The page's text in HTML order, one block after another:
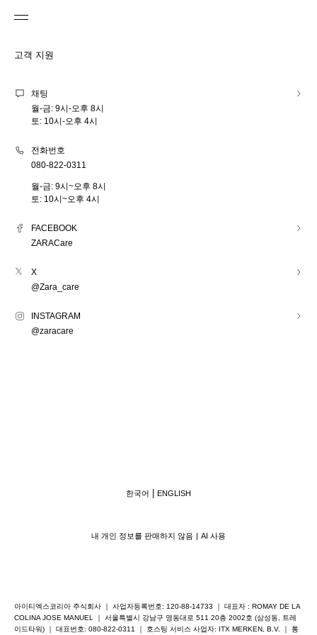
고객 지원
채팅
월-금: 9시-오후 8시
토: 10시-오후 4시
전화번호
080-822-0311
월-금: 9시~오후 8시
토: 10시~오후 4시
FACEBOOK
ZARACare
X
@Zara_care
INSTAGRAM
@zaracare
내 개인 정보를 판매하지 않음 AI 사용
한국어 ENGLISH
아이티엑스코리아 주식회사 ｜ 사업자등록번호: 120-88-14733 ｜ 대표자 : ROMAY DE LA
COLINA JOSE MANUEL ｜ 서울특별시 강남구 영동대로 511 20층 2002호 (삼성동, 트레
이드타워) ｜ 대표번호: 080-822-0311 ｜ 호스팅 서비스 사업자: ITX MERKEN, B.V. ｜ 통